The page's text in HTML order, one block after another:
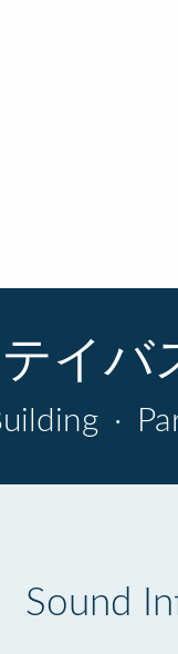
イバ
·
Sound